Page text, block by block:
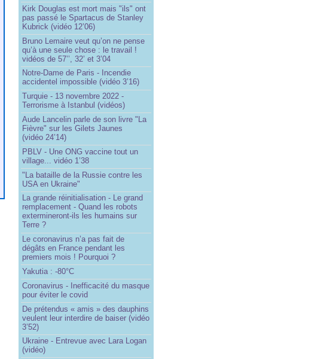
Kirk Douglas est mort mais "ils" ont
pas passé le Spartacus de Stanley
Kubrick (vidéo 12’06)
Bruno Lemaire veut qu’on ne pense
qu’à une seule chose : le travail !
vidéos de 57’’, 32’ et 3’04
Notre-Dame de Paris - Incendie
accidentel impossible (vidéo 3’16)
Turquie - 13 novembre 2022 -
Terrorisme à Istanbul (vidéos)
Aude Lancelin parle de son livre "La
Fièvre" sur les Gilets Jaunes
(vidéo 24’14)
PBLV - Une ONG vaccine tout un
village... vidéo 1’38
"La bataille de la Russie contre les
USA en Ukraine"
La grande réinitialisation - Le grand
remplacement - Quand les robots
extermineront-ils les humains sur
Terre ?
Le coronavirus n’a pas fait de
dégâts en France pendant les
premiers mois ! Pourquoi ?
Yakutia : -80°C
Coronavirus - Inefficacité du masque
pour éviter le covid
De prétendus « amis » des dauphins
veulent leur interdire de baiser (vidéo
3’52)
Ukraine - Entrevue avec Lara Logan
(vidéo)